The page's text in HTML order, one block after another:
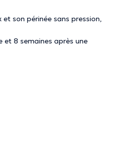
son périnée sans pression,
et 8 semaines après une